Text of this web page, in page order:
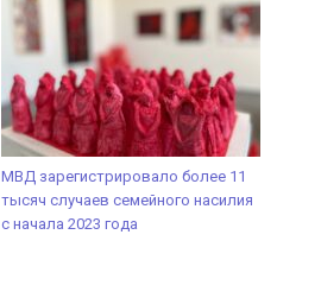
МВД зарегистрировало более 11
тысяч случаев семейного насилия
с начала 2023 года